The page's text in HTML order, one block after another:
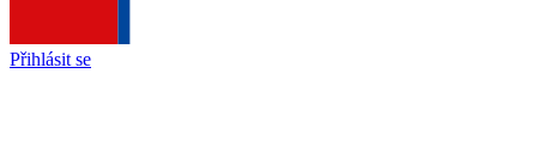
Přihlásit se